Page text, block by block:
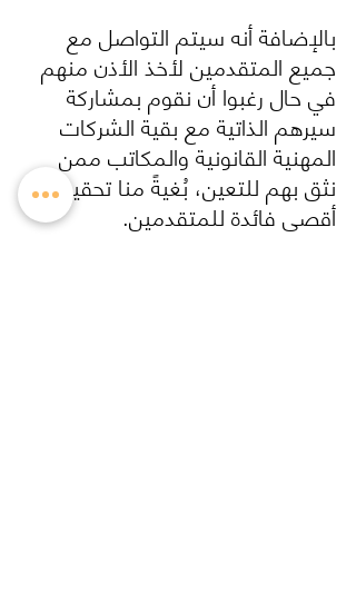
بالإضافة أنه سيتم التواصل مع
جميع المتقدمين لأخذ الأذن منهم
في حال رغبوا أن نقوم بمشاركة
سيرهم الذاتية مع بقية الشركات
المهنية القانونية والمكاتب ممن
نثق بهم للتعين، بُغيةً منا تحقيق
أقصى فائدة للمتقدمين.